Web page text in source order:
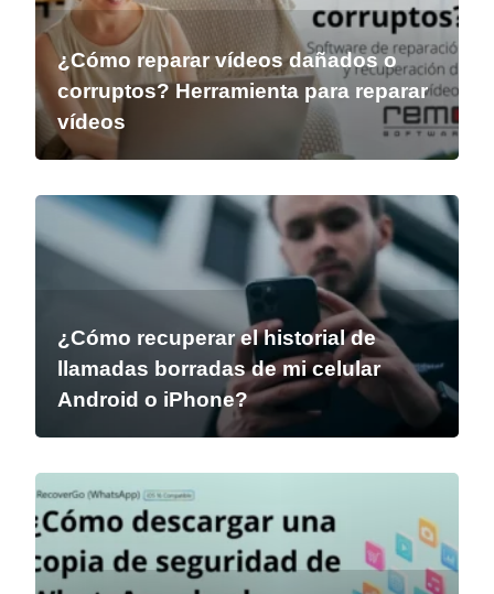
¿Cómo reparar vídeos dañados o
corruptos? Herramienta para reparar
vídeos
¿Cómo recuperar el historial de
llamadas borradas de mi celular
Android o iPhone?